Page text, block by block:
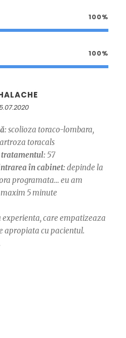
100%
100%
scolioza toraco-lombara,
toracals
tratamentul: 57
în cabinet: depinde la
programata… eu am
5 minute
care empatizeaza
apropiata cu pacientul.